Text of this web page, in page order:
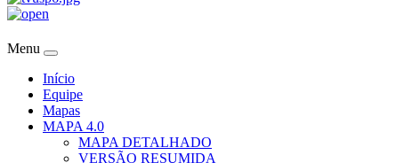
Menu
Início
Equipe
Mapas
MAPA 4.0
MAPA DETALHADO
VERSÃO RESUMIDA